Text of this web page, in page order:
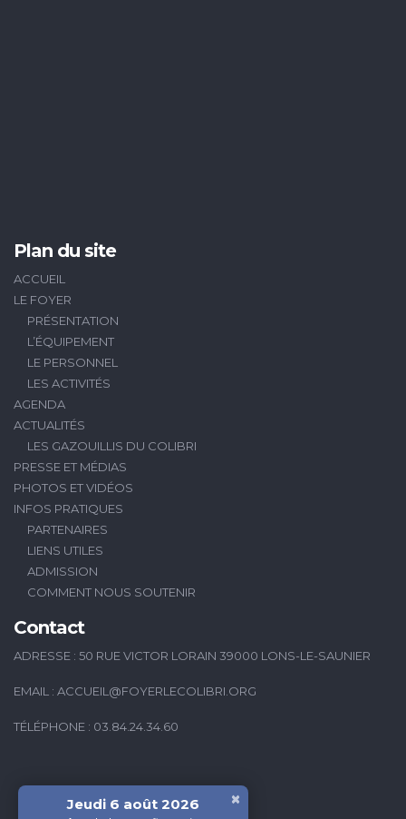
Plan du site
ACCUEIL
LE FOYER
PRÉSENTATION
L’ÉQUIPEMENT
LE PERSONNEL
LES ACTIVITÉS
AGENDA
ACTUALITÉS
LES GAZOUILLIS DU COLIBRI
PRESSE ET MÉDIAS
PHOTOS ET VIDÉOS
INFOS PRATIQUES
PARTENAIRES
LIENS UTILES
ADMISSION
COMMENT NOUS SOUTENIR
Contact
ADRESSE : 50 RUE VICTOR LORAIN 39000 LONS-LE-SAUNIER
EMAIL : ACCUEIL@FOYERLECOLIBRI.ORG
TÉLÉPHONE : 03.84.24.34.60
Jeudi 6 août 2026 ×